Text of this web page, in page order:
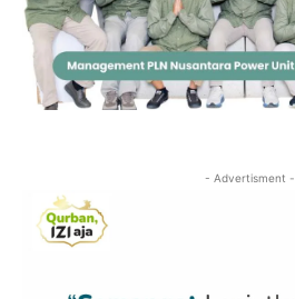
- Advertisment -